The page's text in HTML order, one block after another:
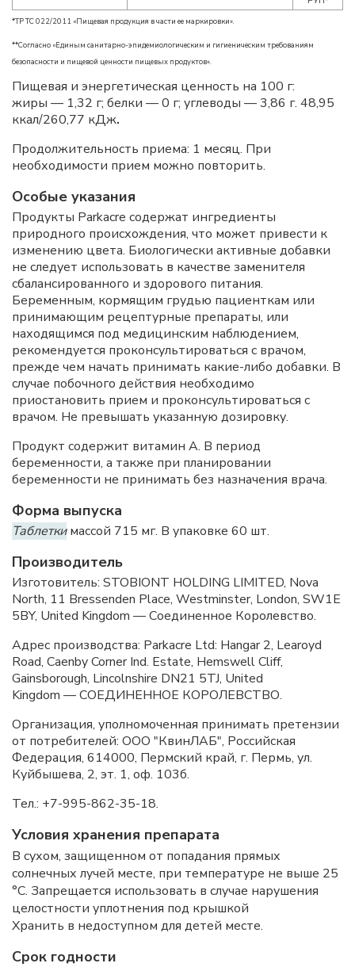
*ТР ТС 022/2011 «Пищевая продукция в части ее маркировки».
**Согласно «Единым санитарно-эпидемиологическим и гигиеническим требованиям
безопасности и пищевой ценности пищевых продуктов».
Пищевая и энергетическая ценность на 100 г:
жиры — 1,32 г; белки — 0 г; углеводы — 3,86 г. 48,95
ккал/260,77 кДж.
Продолжительность приема: 1 месяц. При
необходимости прием можно повторить.
Особые указания
Продукты Parkacre содержат ингредиенты
природного происхождения, что может привести к
изменению цвета. Биологически активные добавки
не следует использовать в качестве заменителя
сбалансированного и здорового питания.
Беременным, кормящим грудью пациенткам или
принимающим рецептурные препараты, или
находящимся под медицинским наблюдением,
рекомендуется проконсультироваться с врачом,
прежде чем начать принимать какие-либо добавки. В
случае побочного действия необходимо
приостановить прием и проконсультироваться с
врачом. Не превышать указанную дозировку.
Продукт содержит витамин А. В период
беременности, а также при планировании
беременности не принимать без назначения врача.
Форма выпуска
Таблеткимассой 715 мг. В упаковке 60 шт.
Производитель
Изготовитель: STOBIONT HOLDING LIMITED, Nova
North, 11 Bressenden Place, Westminster, London, SW1E
5BY, United Kingdom — Соединенное Королевство.
Адрес производства: Parkаcre Ltd: Hangar 2, Learoyd
Road, Caenby Corner Ind. Estate, Hemswell Cliff,
Gainsborough, Lincolnshire DN21 5TJ, United
Kingdom — СОЕДИНЕННОЕ КОРОЛЕВСТВО.
Организация, уполномоченная принимать претензии
от потребителей: ООО "КвинЛАБ", Российская
Федерация, 614000, Пермский край, г. Пермь, ул.
Куйбышева, 2, эт. 1, оф. 103б.
Тел.: +7-995-862-35-18.
Условия хранения препарата
В сухом, защищенном от попадания прямых
солнечных лучей месте, при температуре не выше 25
°C. Запрещается использовать в случае нарушения
целостности уплотнения под крышкой
Хранить в недоступном для детей месте.
Срок годности